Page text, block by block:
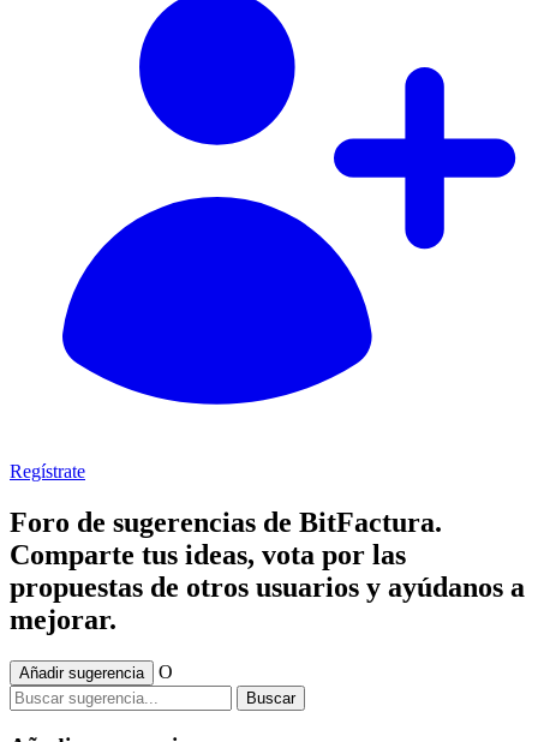
Regístrate
Foro de sugerencias de BitFactura.
Comparte tus ideas, vota por las
propuestas de otros usuarios y ayúdanos a
mejorar.
Añadir sugerencia O
Buscar